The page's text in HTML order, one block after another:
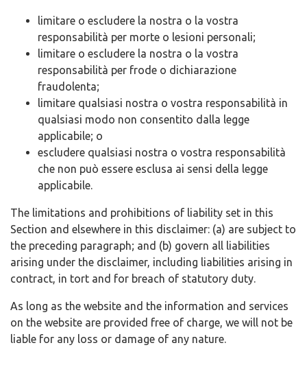
limitare o escludere la nostra o la vostra
responsabilità per morte o lesioni personali;
limitare o escludere la nostra o la vostra
responsabilità per frode o dichiarazione
fraudolenta;
limitare qualsiasi nostra o vostra responsabilità in
qualsiasi modo non consentito dalla legge
applicabile; o
escludere qualsiasi nostra o vostra responsabilità
che non può essere esclusa ai sensi della legge
applicabile.
The limitations and prohibitions of liability set in this
Section and elsewhere in this disclaimer: (a) are subject to
the preceding paragraph; and (b) govern all liabilities
arising under the disclaimer, including liabilities arising in
contract, in tort and for breach of statutory duty.
As long as the website and the information and services
on the website are provided free of charge, we will not be
liable for any loss or damage of any nature.